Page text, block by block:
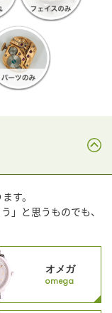
す。
」と思うものでも、
オメガ
omega